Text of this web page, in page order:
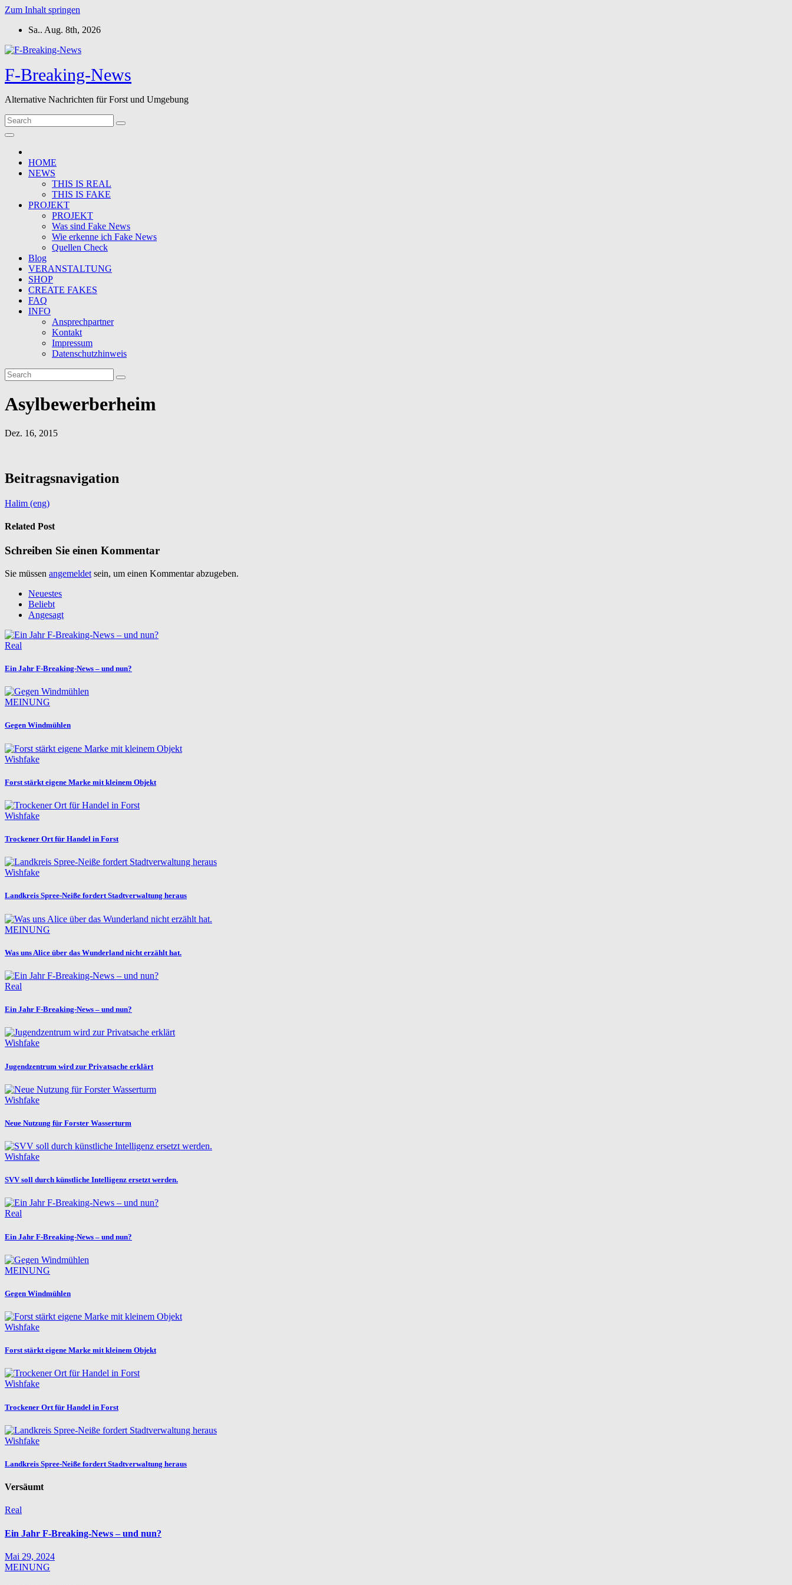
Zum Inhalt springen
Sa.. Aug. 8th, 2026
F-Breaking-News
Alternative Nachrichten für Forst und Umgebung
HOME
NEWS
THIS IS REAL
THIS IS FAKE
PROJEKT
PROJEKT
Was sind Fake News
Wie erkenne ich Fake News
Quellen Check
Blog
VERANSTALTUNG
SHOP
CREATE FAKES
FAQ
INFO
Ansprechpartner
Kontakt
Impressum
Datenschutzhinweis
Asylbewerberheim
Dez. 16, 2015
Beitragsnavigation
Halim (eng)
Related Post
Schreiben Sie einen Kommentar
Sie müssen angemeldet sein, um einen Kommentar abzugeben.
Neuestes
Beliebt
Angesagt
Real
Ein Jahr F-Breaking-News – und nun?
MEINUNG
Gegen Windmühlen
Wishfake
Forst stärkt eigene Marke mit kleinem Objekt
Wishfake
Trockener Ort für Handel in Forst
Wishfake
Landkreis Spree-Neiße fordert Stadtverwaltung heraus
MEINUNG
Was uns Alice über das Wunderland nicht erzählt hat.
Real
Ein Jahr F-Breaking-News – und nun?
Wishfake
Jugendzentrum wird zur Privatsache erklärt
Wishfake
Neue Nutzung für Forster Wasserturm
Wishfake
SVV soll durch künstliche Intelligenz ersetzt werden.
Real
Ein Jahr F-Breaking-News – und nun?
MEINUNG
Gegen Windmühlen
Wishfake
Forst stärkt eigene Marke mit kleinem Objekt
Wishfake
Trockener Ort für Handel in Forst
Wishfake
Landkreis Spree-Neiße fordert Stadtverwaltung heraus
Versäumt
Real
Ein Jahr F-Breaking-News – und nun?
Mai 29, 2024
MEINUNG